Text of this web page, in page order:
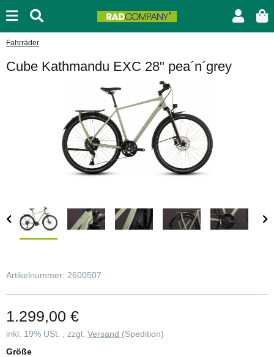
Fahrräder
Cube Kathmandu EXC 28" pea´n´grey
Artikelnummer: 2600507
1.299,00 €
inkl. 19% USt. , zzgl. Versand (Spedition)
Größe